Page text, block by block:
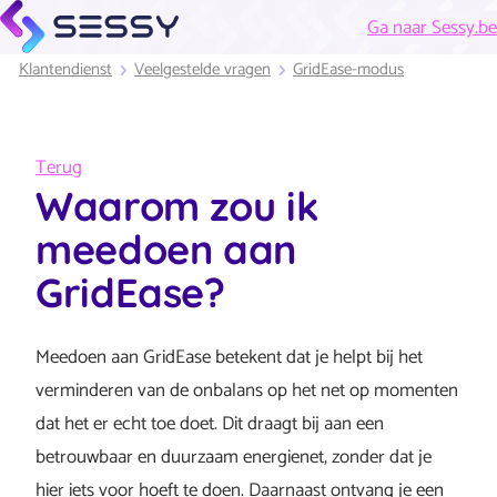
Ga naar Sessy.be
Klantendienst Veelgestelde vragen GridEase-modus
Terug
Waarom zou ik
meedoen aan
GridEase?
Meedoen aan GridEase betekent dat je helpt bij het
verminderen van de onbalans op het net op momenten
dat het er echt toe doet. Dit draagt bij aan een
betrouwbaar en duurzaam energienet, zonder dat je
hier iets voor hoeft te doen. Daarnaast ontvang je een